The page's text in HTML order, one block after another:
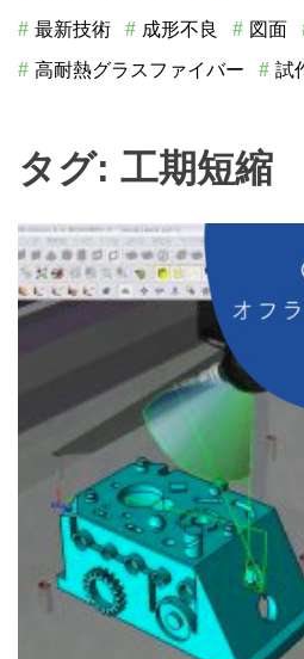
最新技術
成形不良 図面
高耐熱グラスファイバー
試
タグ: 工期短縮